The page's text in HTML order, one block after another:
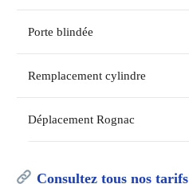
Porte blindée
Remplacement cylindre
Déplacement Rognac
Consultez tous nos tarifs